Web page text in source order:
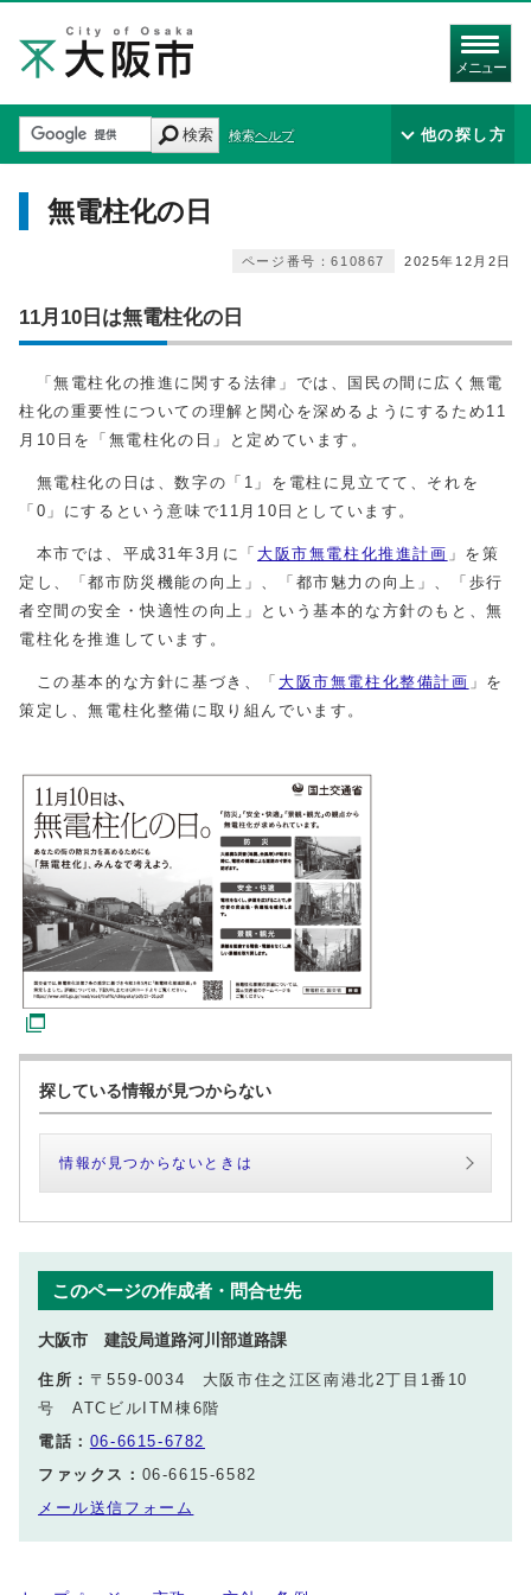
メニュー
検索 検索ヘルプ 他の探し方
無電柱化の日
2025年12月2日
ページ番号：610867
11月10日は無電柱化の日
「無電柱化の推進に関する法律」では、国民の間に広く無電
柱化の重要性についての理解と関心を深めるようにするため11
月10日を「無電柱化の日」と定めています。
無電柱化の日は、数字の「1」を電柱に見立てて、それを
「0」にするという意味で11月10日としています。
本市では、平成31年3月に「 大阪市無電柱化推進計画 」を策
定し、「都市防災機能の向上」、「都市魅力の向上」、「歩行
者空間の安全・快適性の向上」という基本的な方針のもと、無
電柱化を推進しています。
この基本的な方針に基づき、「 大阪市無電柱化整備計画 」を
策定し、無電柱化整備に取り組んでいます。
探している情報が見つからない
情報が見つからないときは
このページの作成者・問合せ先
大阪市 建設局道路河川部道路課
住所： 〒559-0034 大阪市住之江区南港北2丁目1番10
号 ATCビルITM棟6階
電話： 06-6615-6782
ファックス： 06-6615-6582
メール送信フォーム